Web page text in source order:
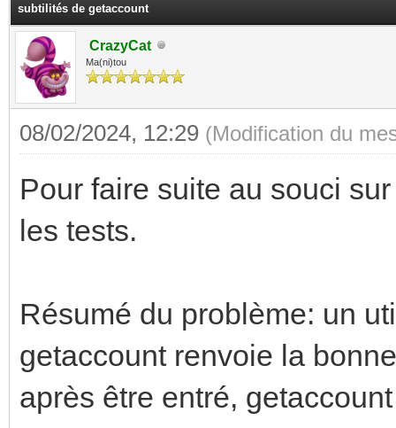
subtilités de getaccount
CrazyCat
Ma(ni)tou
08/02/2024, 12:29 (Modification du
Pour faire suite au souci
les tests.
Résumé du problème: un
getaccount renvoie la
après être entré,